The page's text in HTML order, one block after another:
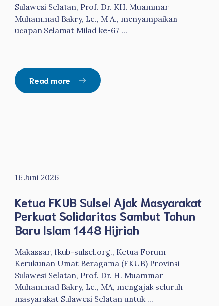
Sulawesi Selatan, Prof. Dr. KH. Muammar
Muhammad Bakry, Lc., M.A., menyampaikan
ucapan Selamat Milad ke-67 ...
Read more
16 Juni 2026
Ketua FKUB Sulsel Ajak Masyarakat
Perkuat Solidaritas Sambut Tahun
Baru Islam 1448 Hijriah
Makassar, fkub-sulsel.org., Ketua Forum
Kerukunan Umat Beragama (FKUB) Provinsi
Sulawesi Selatan, Prof. Dr. H. Muammar
Muhammad Bakry, Lc., MA, mengajak seluruh
masyarakat Sulawesi Selatan untuk ...